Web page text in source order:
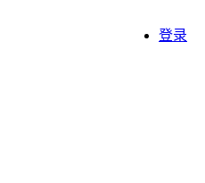
登录